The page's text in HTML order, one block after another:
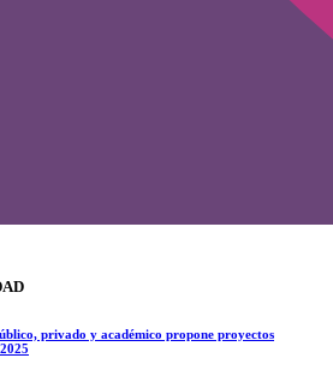
privado y académico propone proyectos